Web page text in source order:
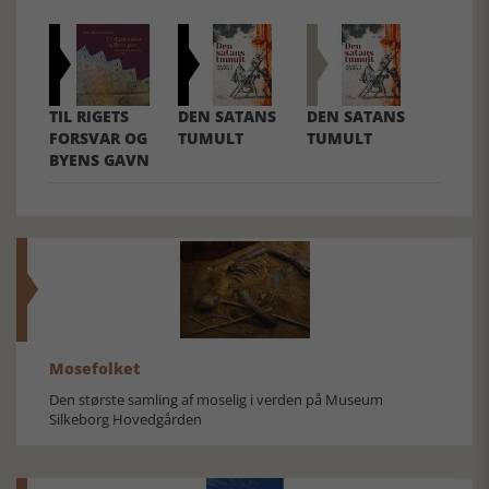
TIL RIGETS
FORSVAR OG
BYENS GAVN
DEN SATANS
TUMULT
DEN SATANS
TUMULT
Mosefolket
Den største samling af moselig i verden på Museum
Silkeborg Hovedgården